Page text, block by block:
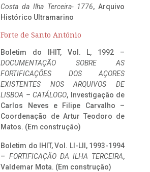
Costa da Ilha Terceira- 1776, Arquivo
Histórico Ultramarino
Forte de Santo António
Boletim do IHIT, Vol. L, 1992 –
DOCUMENTAÇÃO SOBRE AS
FORTIFICAÇÕES DOS AÇORES
EXISTENTES NOS ARQUIVOS DE
LISBOA – CATÁLOGO, Investigação de
Carlos Neves e Filipe Carvalho –
Coordenação de Artur Teodoro de
Matos. (Em construção)
Boletim do IHIT, Vol. LI-LII, 1993-1994
– FORTIFICAÇÃO DA ILHA TERCEIRA,
Valdemar Mota. (Em construção)